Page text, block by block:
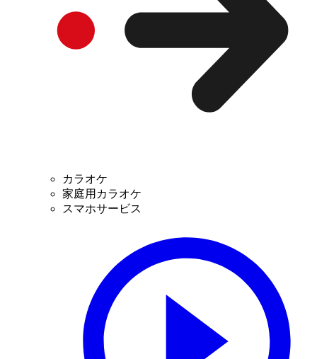
カラオケ
家庭用カラオケ
スマホサービス